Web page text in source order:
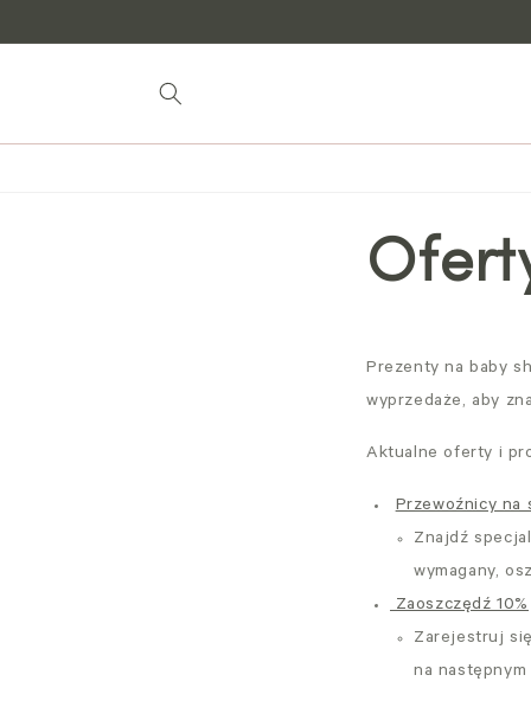
Prezenty na baby
wyprzedaże, aby
Aktualne oferty i
Przewoźnicy na
Znajdź
wymagany,
Zaoszczędź 10%
Zarejestruj
na